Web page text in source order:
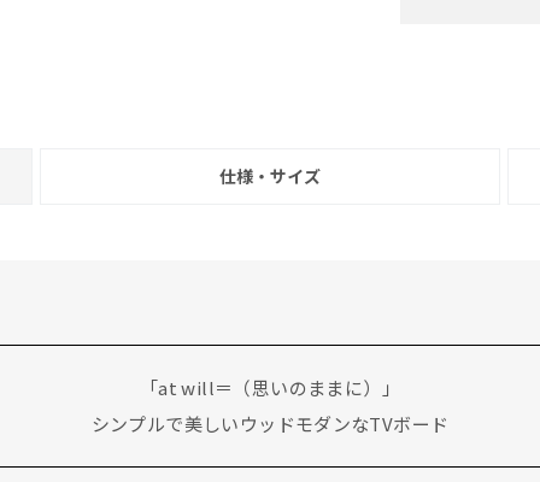
仕様・サイズ
「at will＝（思いのままに）」
シンプルで美しいウッドモダンなTVボード